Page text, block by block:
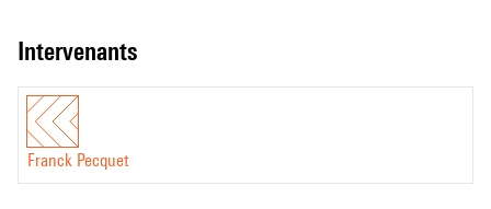
intervenants
Franck Pecquet